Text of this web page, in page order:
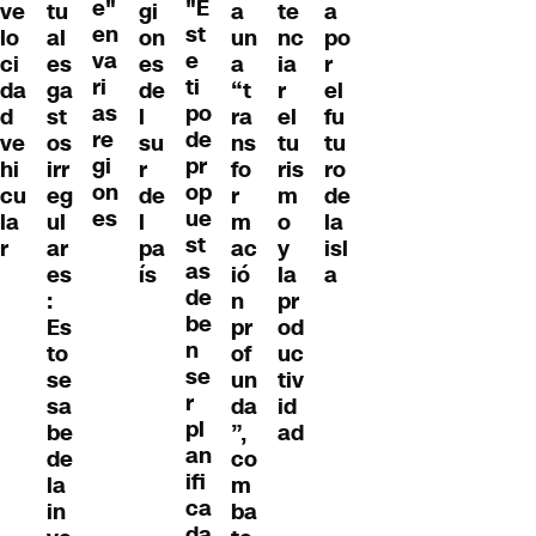
ve
lo
ci
da
d
ve
hi
cu
la
r
tu
al
es
ga
st
os
irr
eg
ul
ar
es
:
Es
to
se
sa
be
de
la
in
e"
en
va
ri
as
re
gi
on
es
gi
on
es
de
l
su
r
de
l
pa
ís
"E
st
e
ti
po
de
pr
op
ue
st
as
de
be
n
se
r
pl
an
ifi
ca
a
un
a
“t
ra
ns
fo
r
m
ac
ió
n
pr
of
un
da
”,
co
m
ba
te
nc
ia
r
el
tu
ris
m
o
y
la
pr
od
uc
tiv
id
ad
a
po
r
el
fu
tu
ro
de
la
isl
a